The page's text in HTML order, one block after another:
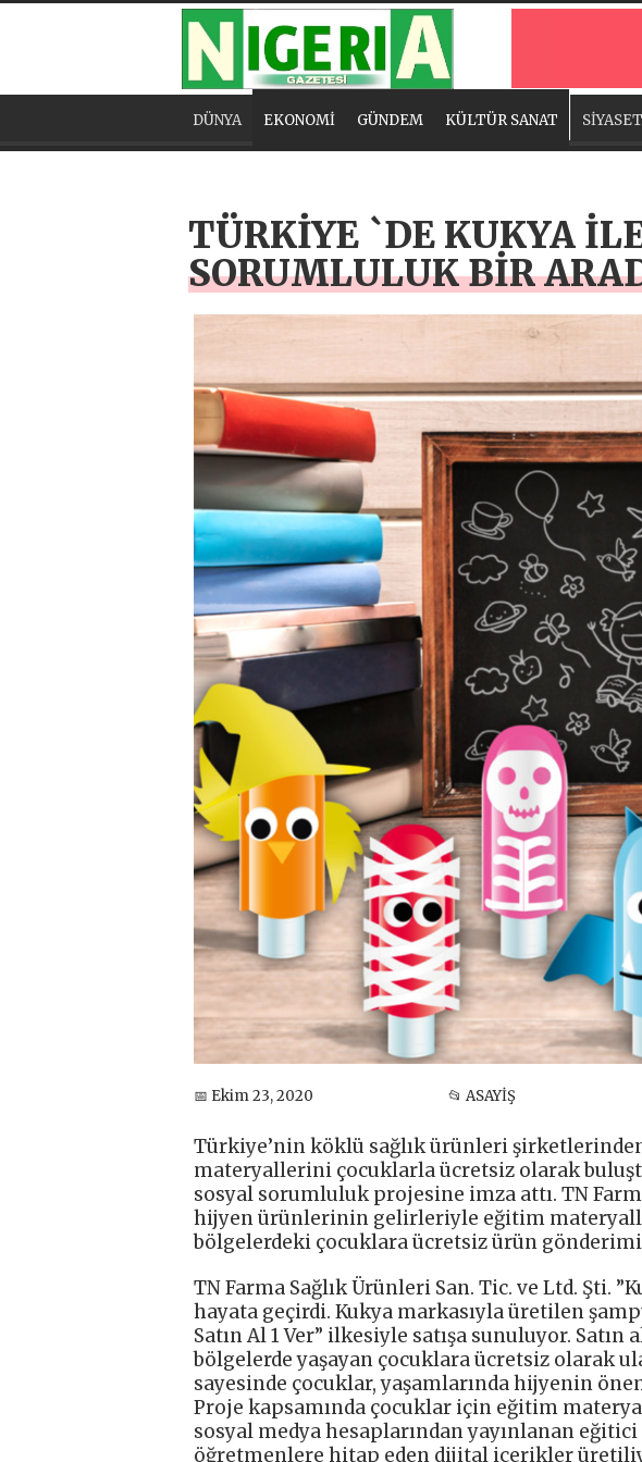
DÜNYA EKONOMİ GÜNDEM KÜLTÜR SANAT SİYASET
TÜRKİYE `DE KUKYA
SORUMLULUK BİR
📅 Ekim 23, 2020 📂 ASAYİŞ
Türkiye’nin köklü sağlık ürünleri
materyallerini çocuklarla ücretsiz olarak
sosyal sorumluluk projesine imza attı. TN
hijyen ürünlerinin gelirleriyle eğitim
bölgelerdeki çocuklara ücretsiz ürün gönderimi
TN Farma Sağlık Ürünleri San. Tic. ve Ltd. Şti.
hayata geçirdi. Kukya markasıyla üretilen
Satın Al 1 Ver” ilkesiyle satışa sunuluyor.
bölgelerde yaşayan çocuklara ücretsiz olarak
sayesinde çocuklar, yaşamlarında hijyenin
Proje kapsamında çocuklar için eğitim
sosyal medya hesaplarından yayınlanan
öğretmenlere hitap eden dijital içerikler